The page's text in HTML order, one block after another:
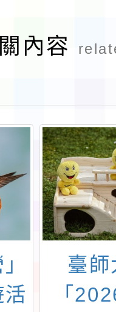
內容
臺
「